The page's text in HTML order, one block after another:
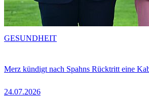
Merz kündigt nach Spahns Rücktritt eine
24.07.2026
GESUNDHEIT